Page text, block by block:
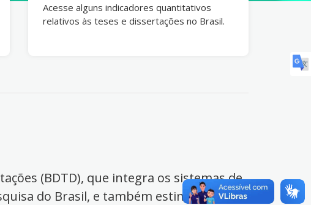
Acesse alguns indicadores quantitativos
relativos às teses e dissertações no Brasil.
(BDTD), que integra os sistemas de
do Brasil, e também estimula o